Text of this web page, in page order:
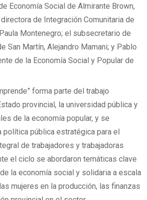
Economía Social de Almirante Brown,
de Integración Comunitaria de
Montenegro; el subsecretario de
San Martín, Alejandro Mamani; y Pablo
de la Economía Social y Popular de
forma parte del trabajo
provincial, la universidad pública y
de la economía popular, y se
política pública estratégica para el
de trabajadores y trabajadoras
el ciclo se abordaron temáticas clave
la economía social y solidaria a escala
mujeres en la producción, las finanzas